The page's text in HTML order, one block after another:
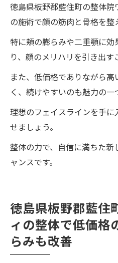
徳島県板野郡藍住町の整体
の施術で顔の筋肉と骨格を整
特に頬の膨らみや二重顎に
り、顔のメリハリを引き出す
また、低価格でありながら
く、続けやすいのも魅力の一
理想のフェイスラインを手
せましょう。
整体の力で、自信に満ちた
ャンスです。
徳島県板野郡藍住
ィの整体で低価格
らみも改善